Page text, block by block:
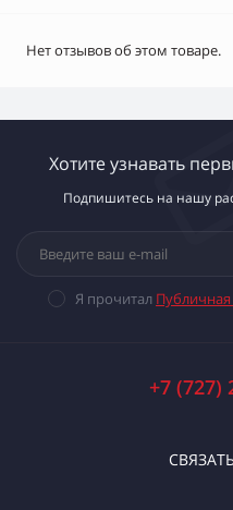
Нет отзывов об этом товаре.
Хотите узнавать
Подпишитесь на нашу
Я прочитал
+7 (727)